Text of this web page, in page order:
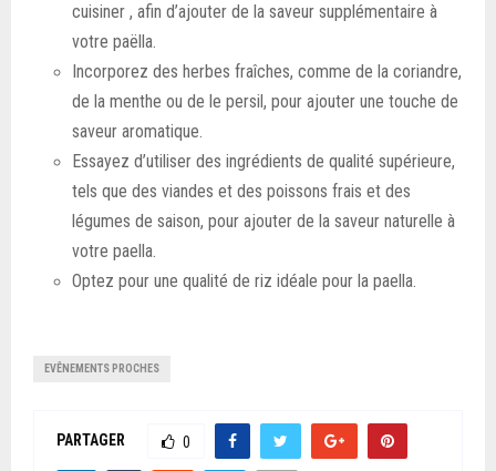
cuisiner , afin d’ajouter de la saveur supplémentaire à
votre paëlla.
Incorporez des herbes fraîches, comme de la coriandre,
de la menthe ou de le persil, pour ajouter une touche de
saveur aromatique.
Essayez d’utiliser des ingrédients de qualité supérieure,
tels que des viandes et des poissons frais et des
légumes de saison, pour ajouter de la saveur naturelle à
votre paella.
Optez pour une qualité de riz idéale pour la paella.
EVÊNEMENTS PROCHES
PARTAGER 0